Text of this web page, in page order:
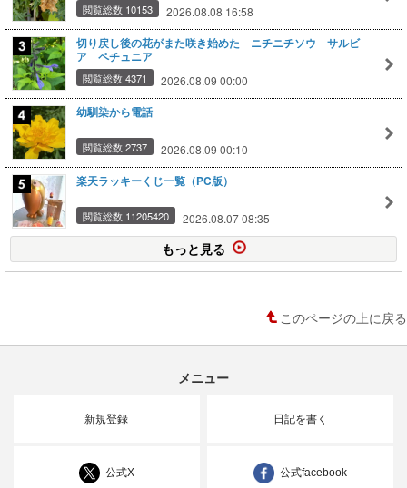
閲覧総数 10153 2026.08.08 16:58
切り戻し後の花がまた咲き始めた ニチニチソウ サルビ
ア ペチュニア
閲覧総数 4371 2026.08.09 00:00
幼馴染から電話
閲覧総数 2737 2026.08.09 00:10
楽天ラッキーくじ一覧（PC版）
閲覧総数 11205420 2026.08.07 08:35
もっと見る
このページの上に戻る
メニュー
新規登録 日記を書く
公式X 公式facebook